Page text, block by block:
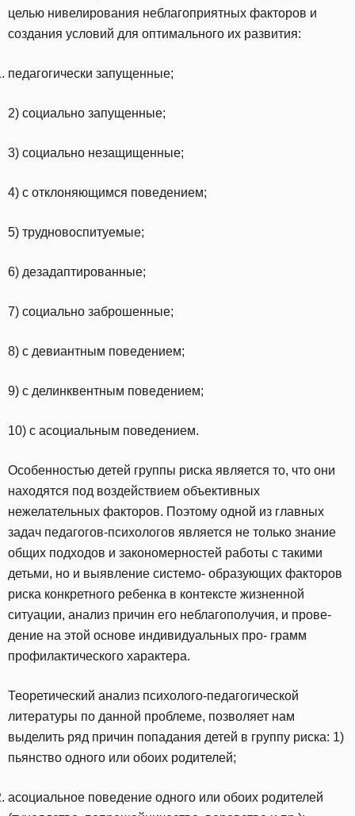
целью нивелирования неблагоприятных факторов и
создания условий для оптимального их развития:
педагогически запущенные;
2) социально запущенные;
3) социально незащищенные;
4) с отклоняющимся поведением;
5) трудновоспитуемые;
6) дезадаптированные;
7) социально заброшенные;
8) с девиантным поведением;
9) с делинквентным поведением;
10) с асоциальным поведением.
Особенностью детей группы риска является то, что они
находятся под воздействием объективных
нежелательных факторов. Поэтому одной из главных
задач педагогов-психологов является не только знание
общих подходов и закономерностей работы с такими
детьми, но и выявление системо- образующих факторов
риска конкретного ребенка в контексте жизненной
ситуации, анализ причин его неблагополучия, и прове-
дение на этой основе индивидуальных про- грамм
профилактического характера.
Теоретический анализ психолого-педагогической
литературы по данной проблеме, позволяет нам
выделить ряд причин попадания детей в группу риска: 1)
пьянство одного или обоих родителей;
асоциальное поведение одного или обоих родителей